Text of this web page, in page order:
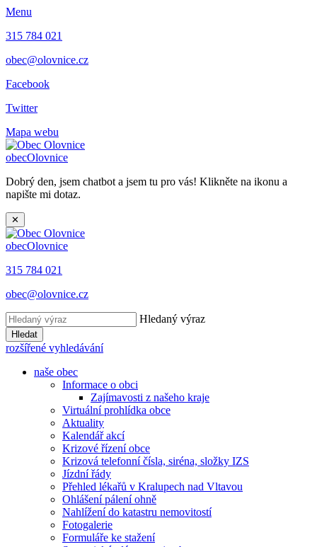
Menu
315 784 021
obec@olovnice.cz
Facebook
Twitter
Mapa webu
obecOlovnice
Dobrý den, jsem chatbot a jsem tu pro vás! Klikněte na ikonu a
napište mi dotaz.
✕
obecOlovnice
315 784 021
obec@olovnice.cz
Hledaný výraz
Hledat
rozšířené vyhledávání
naše obec
Informace o obci
Zajímavosti z našeho kraje
Virtuální prohlídka obce
Aktuality
Kalendář akcí
Krizové řízení obce
Krizová telefonní čísla, siréna, složky IZS
Jízdní řády
Přehled lékařů v Kralupech nad Vltavou
Ohlášení pálení ohně
Nahlížení do katastru nemovitostí
Fotogalerie
Formuláře ke stažení